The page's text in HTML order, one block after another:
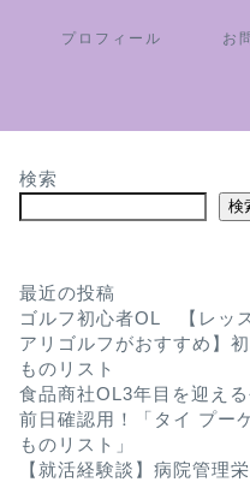
プロフィール お
検索
検
最近の投稿
ゴルフ初心者OL 【レッ
アリゴルフがおすすめ】
ものリスト
食品商社OL3年目を迎え
前日確認用！「タイ プー
ものリスト」
【就活経験談】病院管理